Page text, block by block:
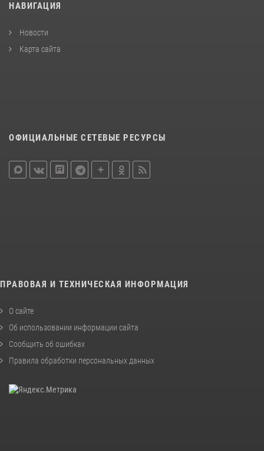
НАВИГАЦИЯ
Новости
Карта сайта
ОФИЦИАЛЬНЫЕ СЕТЕВЫЕ РЕСУРСЫ
ПРАВОВАЯ И ТЕХНИЧЕСКАЯ ИНФОРМАЦИЯ
О сайте
Об использовании информации сайта
Сообщить об ошибках
Правила обработки персональных данных